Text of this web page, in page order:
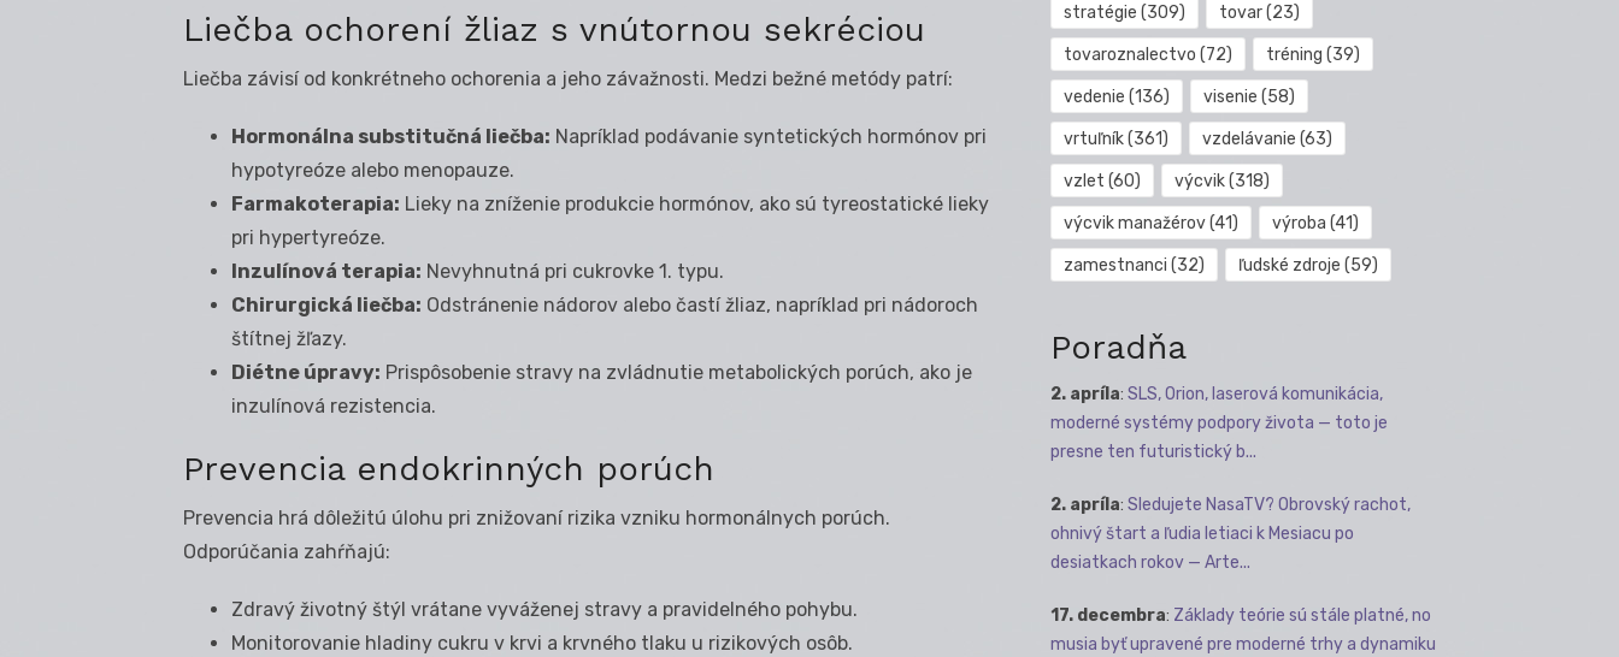
Liečba ochorení žliaz s vnútornou sekréciou
Liečba závisí od konkrétneho ochorenia a jeho závažnosti. Medzi bežné metódy patrí:
Hormonálna substitučná liečba: Napríklad podávanie syntetických hormónov pri
hypotyreóze alebo menopauze.
Farmakoterapia: Lieky na zníženie produkcie hormónov, ako sú tyreostatické lieky
pri hypertyreóze.
Inzulínová terapia: Nevyhnutná pri cukrovke 1. typu.
Chirurgická liečba: Odstránenie nádorov alebo častí žliaz, napríklad pri nádoroch
štítnej žľazy.
Diétne úpravy: Prispôsobenie stravy na zvládnutie metabolických porúch, ako je
inzulínová rezistencia.
Prevencia endokrinných porúch
Prevencia hrá dôležitú úlohu pri znižovaní rizika vzniku hormonálnych porúch.
Odporúčania zahŕňajú:
Zdravý životný štýl vrátane vyváženej stravy a pravidelného pohybu.
Monitorovanie hladiny cukru v krvi a krvného tlaku u rizikových osôb.
stratégie (309) tovar(23)
tovaroznalectvo (72) tréning (39)
vedenie (136) visenie (58)
vrtuľník(361) vzdelávanie (63)
vzlet (60) výcvik(318)
výcvik manažérov(41) výroba (41)
zamestnanci (32) ľudské zdroje (59)
Poradňa
2. apríla: SLS, Orion, laserová komunikácia,
moderné systémy podpory života — toto je
presne ten futuristický b...
2. apríla: Sledujete NasaTV? Obrovský rachot,
ohnivý štart a ľudia letiaci k Mesiacu po
desiatkach rokov — Arte...
17. decembra: Základy teórie sú stále platné, no
musia byť upravené pre moderné trhy a dynamiku